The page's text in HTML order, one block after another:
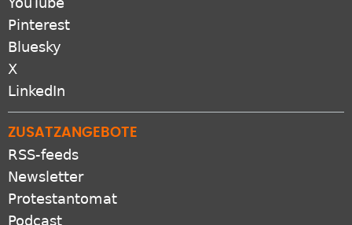
Pinterest
Bluesky
X
LinkedIn
RSS-feeds
Newsletter
Protestantomat
Podcast